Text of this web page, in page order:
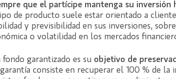
que el partícipe mantenga su inversión
de producto suele estar orientado a
y previsibilidad en sus inversiones,
o volatilidad en los mercados
garantizado es su objetivo de
consiste en recuperar el 100 % de la